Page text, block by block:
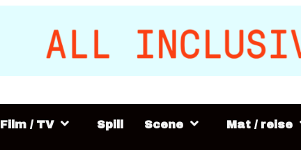
Film / TV Spill Scene Mat / reise